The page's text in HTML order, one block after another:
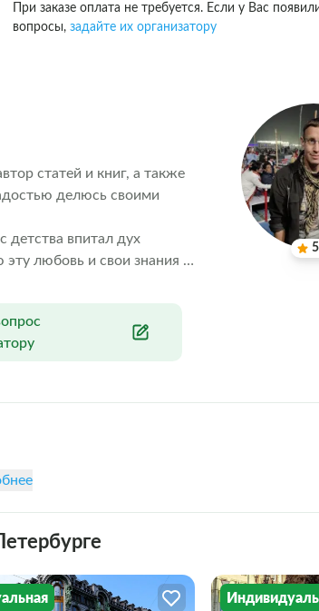
При заказе оплата не требуется. Если у Вас
вопросы,задайте их организатору
статей и книг, а также
делюсь своими
детства впитал дух
эту любовь и свои знания